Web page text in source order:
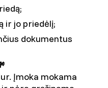
ir jo priedėlį;
dokumentus
Įmoka mokama